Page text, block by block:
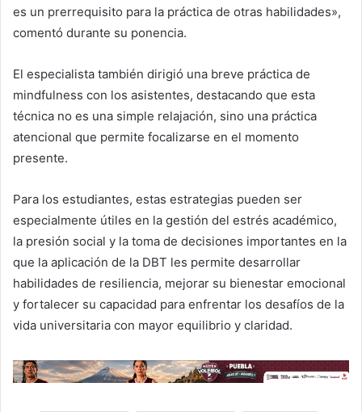
es un prerrequisito para la práctica de otras habilidades»,
comentó durante su ponencia.
El especialista también dirigió una breve práctica de
mindfulness con los asistentes, destacando que esta
técnica no es una simple relajación, sino una práctica
atencional que permite focalizarse en el momento
presente.
Para los estudiantes, estas estrategias pueden ser
especialmente útiles en la gestión del estrés académico,
la presión social y la toma de decisiones importantes en la
que la aplicación de la DBT les permite desarrollar
habilidades de resiliencia, mejorar su bienestar emocional
y fortalecer su capacidad para enfrentar los desafíos de la
vida universitaria con mayor equilibrio y claridad.